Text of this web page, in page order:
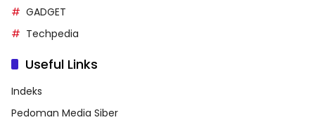
GADGET
Techpedia
Useful Links
Indeks
Pedoman Media Siber